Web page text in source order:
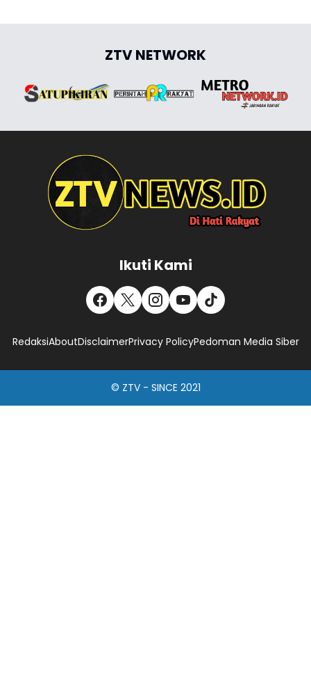
ZTV NETWORK
Ikuti Kami
RedaksiAboutDisclaimerPrivacy PolicyPedoman Media Siber
© ZTV - SINCE 2021